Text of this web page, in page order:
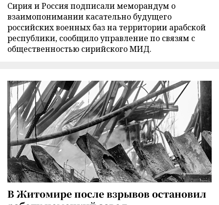
Сирия и Россия подписали меморандум о
взаимопонимании касательно будущего
российских военных баз на территории арабской
республики, сообщило управление по связям с
общественностью сирийского МИД.
В Житомире после взрывов остановил